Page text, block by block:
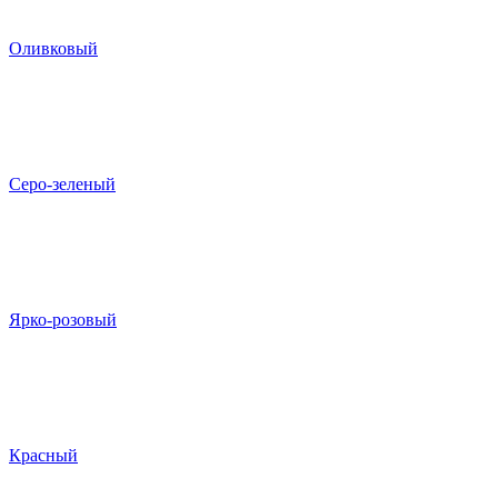
Оливковый
Серо-зеленый
Ярко-розовый
Красный